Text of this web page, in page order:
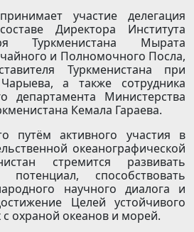
участие делегация
Директора Института
Туркменистана Мырата
и Полномочного Посла,
Туркменистана при
а также сотрудника
департамента Министерства
Кемала Гараева.
путём активного участия в
океанографической
стремится развивать
потенциал, способствовать
научного диалога и
Целей устойчивого
с охраной океанов и морей.